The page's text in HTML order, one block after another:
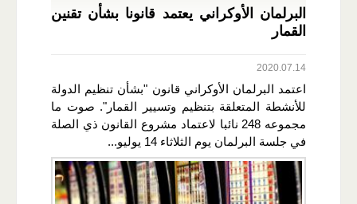
البرلمان الأوكراني يعتمد قانونا بشأن تقنين
القمار
2020.07.14
اعتمد البرلمان الأوكراني قانون "بشأن تنظيم الدولة
للأنشطة المتعلقة بتنظيم وتسيير القمار". صوت ما
مجموعه 248 نائبا لاعتماد مشروع القانون ذي الصلة
في جلسة البرلمان يوم الثلاثاء 14 يوليو...